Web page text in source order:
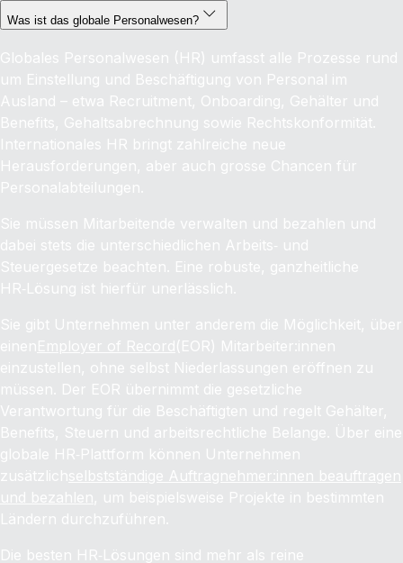
Was ist das globale Personalwesen?
Globales Personalwesen (HR) umfasst alle Prozesse rund
um Einstellung und Beschäftigung von Personal im
Ausland – etwa Recruitment, Onboarding, Gehälter und
Benefits, Gehaltsabrechnung sowie Rechtskonformität.
Internationales HR bringt zahlreiche neue
Herausforderungen, aber auch grosse Chancen für
Personalabteilungen.
Sie müssen Mitarbeitende verwalten und bezahlen und
dabei stets die unterschiedlichen Arbeits‑ und
Steuergesetze beachten. Eine robuste, ganzheitliche
HR‑Lösung ist hierfür unerlässlich.
Sie gibt Unternehmen unter anderem die Möglichkeit, über
einenEmployer of Record(EOR) Mitarbeiter:innen
einzustellen, ohne selbst Niederlassungen eröffnen zu
müssen. Der EOR übernimmt die gesetzliche
Verantwortung für die Beschäftigten und regelt Gehälter,
Benefits, Steuern und arbeitsrechtliche Belange. Über eine
globale HR‑Plattform können Unternehmen
zusätzlichselbstständige Auftragnehmer:innen beauftragen
und bezahlen, um beispielsweise Projekte in bestimmten
Ländern durchzuführen.
Die besten HR‑Lösungen sind mehr als reine